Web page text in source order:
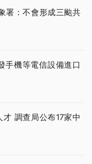
署：不會形成三颱共
手機等電信設備進口
調查局公布17家中